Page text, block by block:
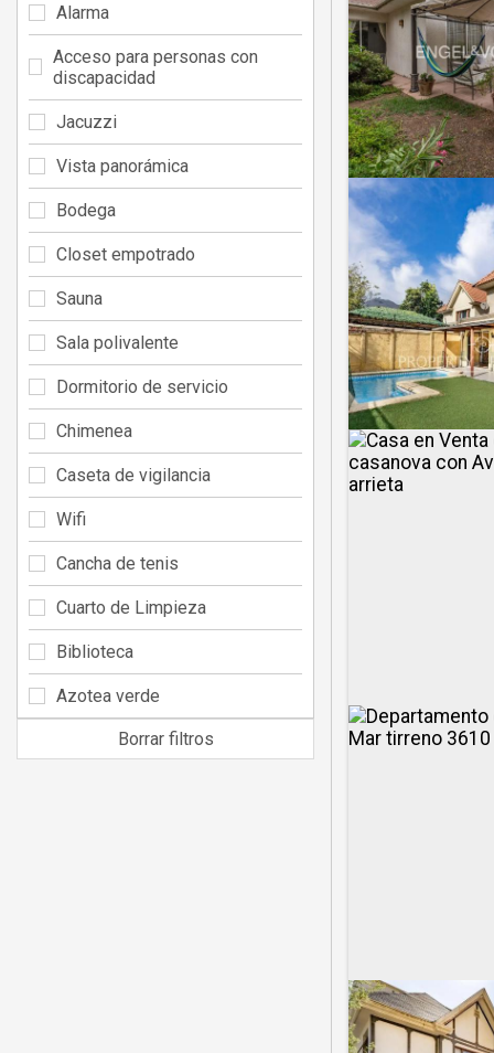
Alarma
Acceso para personas con
discapacidad
Jacuzzi
Vista panorámica
Bodega
Closet empotrado
Sauna
Sala polivalente
Dormitorio de servicio
Chimenea
Caseta de vigilancia
Wifi
Cancha de tenis
Cuarto de Limpieza
Biblioteca
Azotea verde
Borrar filtros